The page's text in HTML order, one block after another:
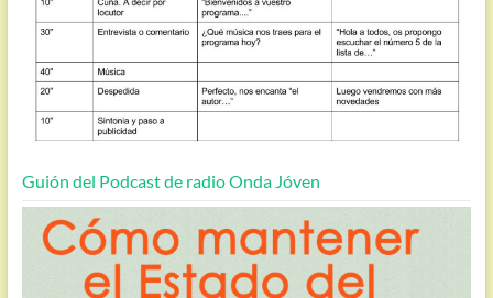
Guión del Podcast de radio Onda Jóven